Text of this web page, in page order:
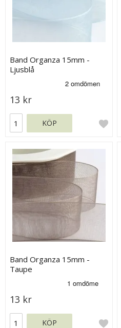
Band Organza 15mm -
Ljusblå
13 kr
KÖP
Band Organza 15mm -
Taupe
13 kr
KÖP